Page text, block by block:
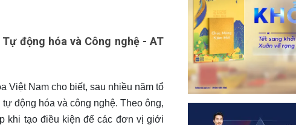
động hóa và Công nghệ - AT
Việt Nam cho biết, sau nhiều năm tổ
động hóa và công nghệ. Theo ông,
khi tạo điều kiện để các đơn vị giới